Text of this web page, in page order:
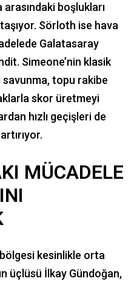
boşlukları
Sörloth ise hava
Galatasaray
Simeone’nin klasik
savunma, topu rakibe
skor üretmeyi
hızlı geçişleri de
MÜCADELE
kesinlikle orta
üçlüsü İlkay Gündoğan,